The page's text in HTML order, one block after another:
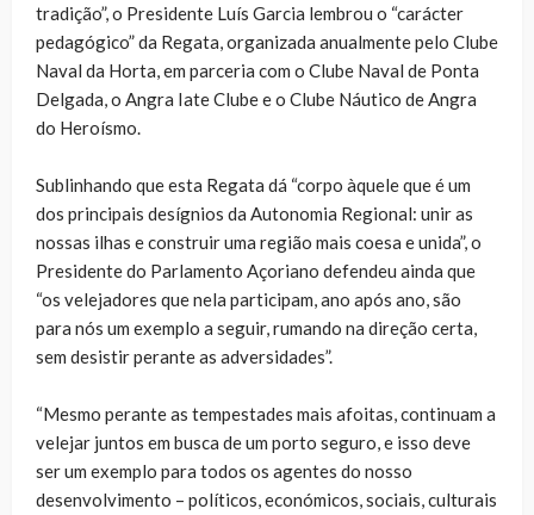
tradição”, o Presidente Luís Garcia lembrou o “carácter
pedagógico” da Regata, organizada anualmente pelo Clube
Naval da Horta, em parceria com o Clube Naval de Ponta
Delgada, o Angra Iate Clube e o Clube Náutico de Angra
do Heroísmo.
Sublinhando que esta Regata dá “corpo àquele que é um
dos principais desígnios da Autonomia Regional: unir as
nossas ilhas e construir uma região mais coesa e unida”, o
Presidente do Parlamento Açoriano defendeu ainda que
“os velejadores que nela participam, ano após ano, são
para nós um exemplo a seguir, rumando na direção certa,
sem desistir perante as adversidades”.
“Mesmo perante as tempestades mais afoitas, continuam a
velejar juntos em busca de um porto seguro, e isso deve
ser um exemplo para todos os agentes do nosso
desenvolvimento – políticos, económicos, sociais, culturais